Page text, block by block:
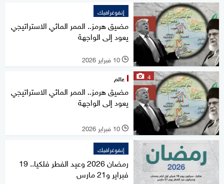
إنفوغرافيك
مضيق هرمز.. الممر المائي الاستراتيجي
يعود إلى الواجهة
l 10 فبراير 2026
4 عالم
مضيق هرمز.. الممر المائي الاستراتيجي
يعود إلى الواجهة
l 10 فبراير 2026
إنفوغرافيك
رمضان 2026 وعيد الفطر فلكيا.. 19
فبراير و21 مارس